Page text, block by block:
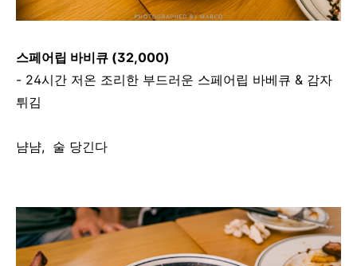
스페어립 바비큐 (32,000)
- 24시간 저온 조리한 부드러운 스페어립 바베큐 & 감자
튀김
냠냠, 술 당긴다